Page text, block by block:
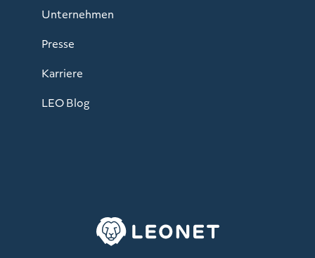
Unternehmen
Presse
Karriere
LEO Blog